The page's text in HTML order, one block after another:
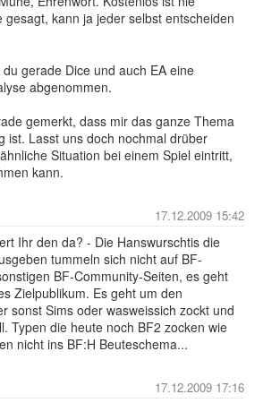
gesagt, kann ja jeder selbst entscheiden
gerade Dice und auch EA eine
abgenommen.
gemerkt, dass mir das ganze Thema
ist. Lasst uns doch nochmal drüber
Situation bei einem Spiel eintritt,
kann.
17.12.2009 15:42
Ihr den da? - Die Hanswurschtis die
tummeln sich nicht auf BF-
BF-Community-Seiten, es geht
Zielpublikum. Es geht um den
sonst Sims oder wasweissich zockt und
Typen die heute noch BF2 zocken wie
nicht ins BF:H Beuteschema...
17.12.2009 17:16